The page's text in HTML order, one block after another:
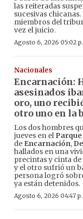
las reiteradas
sucesivas
miembros del
vez el juicio.
Agosto 6, 2026 05:02
Nacionales
Encarnación:
asesinados
oro, uno
otro uno en la
Los dos hombres
jueves en el
de Encarnación,
hallados en una
precintas y cinta
y el otro sufrió un
persona logró
ya están detenidos.
Agosto 6, 2026 04:47